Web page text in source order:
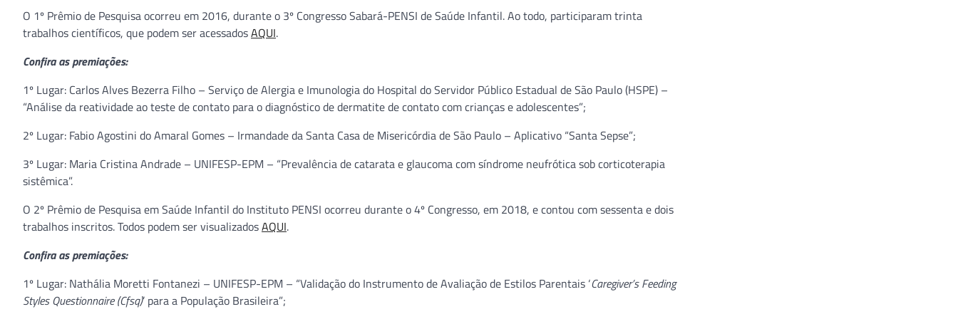
O 1º Prêmio de Pesquisa ocorreu em 2016, durante o 3º Congresso Sabará-PENSI de Saúde Infantil. Ao todo, participaram trinta
trabalhos científicos, que podem ser acessadosAQUI.
Confira as premiações:
1º Lugar: Carlos Alves Bezerra Filho – Serviço de Alergia e Imunologia do Hospital do Servidor Público Estadual de São Paulo (HSPE) –
“Análise da reatividade ao teste de contato para o diagnóstico de dermatite de contato com crianças e adolescentes”;
2º Lugar: Fabio Agostini do Amaral Gomes – Irmandade da Santa Casa de Misericórdia de São Paulo – Aplicativo “Santa Sepse”;
3º Lugar: Maria Cristina Andrade – UNIFESP-EPM – “Prevalência de catarata e glaucoma com síndrome neufrótica sob corticoterapia
sistêmica”.
O 2º Prêmio de Pesquisa em Saúde Infantil do Instituto PENSI ocorreu durante o 4º Congresso, em 2018, e contou com sessenta e dois
trabalhos inscritos. Todos podem ser visualizadosAQUI.
Confira as premiações:
1º Lugar: Nathália Moretti Fontanezi – UNIFESP-EPM – “Validação do Instrumento de Avaliação de Estilos Parentais ‘Caregiver’s Feeding
Styles Questionnaire (Cfsq)’ para a População Brasileira”;